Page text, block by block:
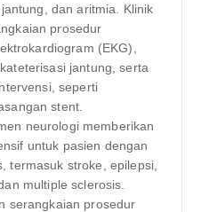
dan aritmia. Klinik
prosedur
(EKG),
jantung, serta
seperti
stent.
neurologi memberikan
untuk pasien dengan
termasuk stroke, epilepsi,
multiple sclerosis.
serangkaian prosedur